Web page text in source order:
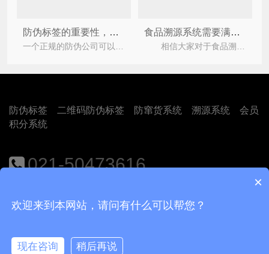
防伪标签的重要性，您有了解吗？ 食品溯源系统需要满足哪些要求？
防伪标签 二维码防伪标签 防窜货系统 溯源系统
会员
积分系统
021-50473616
×
欢迎来到本网站，请问有什么可以帮您？
现在咨询 稍后再说